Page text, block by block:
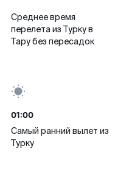
Среднее время
перелета из Турку в
Тару без пересадок
01:00
Самый ранний вылет из
Турку